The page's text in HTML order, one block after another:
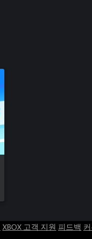
XBOX 고객 지원 피드백